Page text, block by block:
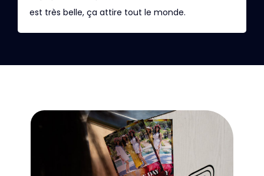
est très belle, ça attire tout le monde.